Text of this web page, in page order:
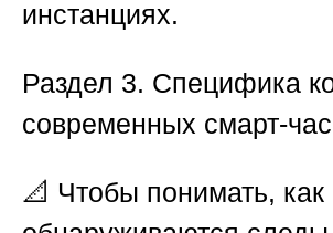
инстанциях.
Раздел 3. Специфика
современных смарт-
📐 Чтобы понимать,